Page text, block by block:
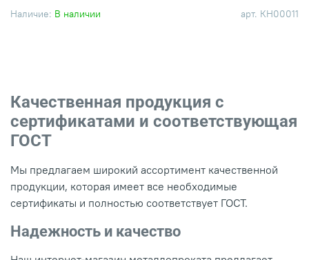
арт. КН00011
Наличие: В наличии
Качественная продукция с
сертификатами и соответствующая
ГОСТ
Мы предлагаем широкий ассортимент качественной
продукции, которая имеет все необходимые
сертификаты и полностью соответствует ГОСТ.
Надежность и качество